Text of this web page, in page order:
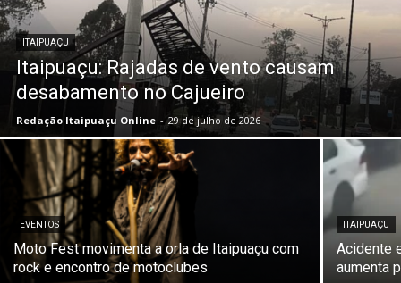
ITAIPUAÇU
Itaipuaçu: Rajadas de vento causam
desabamento no Cajueiro
Redação Itaipuaçu Online - 29 de julho de 2026
EVENTOS
Moto Fest movimenta a orla de Itaipuaçu com
rock e encontro de motoclubes
ITAIPUAÇU
Acidente
aumenta